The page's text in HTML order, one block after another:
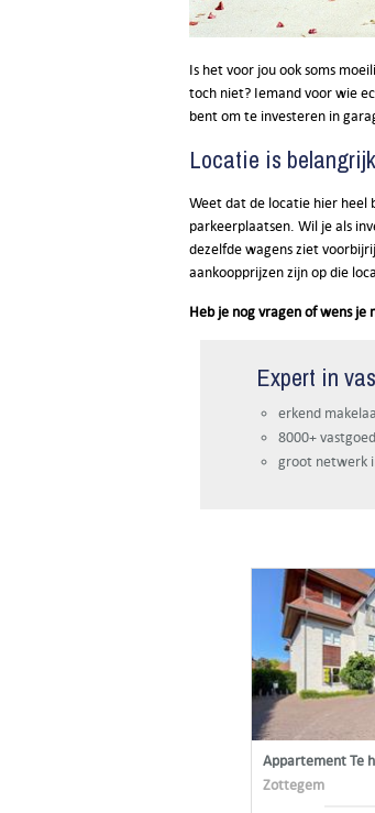
Is het voor jou ook soms
toch niet? Iemand voor wie
bent om te investeren in
Locatie is belangrijk
Weet dat de locatie hier heel
parkeerplaatsen. Wil je als
dezelfde wagens ziet
aankoopprijzen zijn op die
Heb je nog vragen of wens
Expert in
erkend
8000+
groot netwerk
Appartement Te
Zottegem